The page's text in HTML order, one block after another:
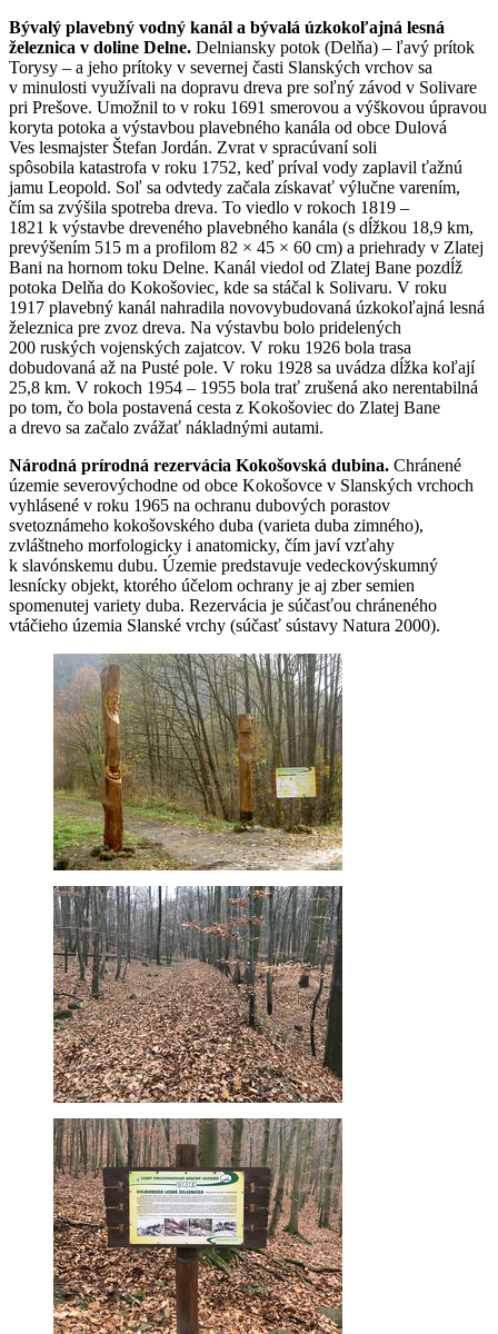
Bývalý plavebný vodný kanál a bývalá úzkokoľajná lesná
železnica v doline Delne. Delniansky potok (Delňa) – ľavý prítok
Torysy – a jeho prítoky v severnej časti Slanských vrchov sa
v minulosti využívali na dopravu dreva pre soľný závod v Solivare
pri Prešove. Umožnil to v roku 1691 smerovou a výškovou úpravou
koryta potoka a výstavbou plavebného kanála od obce Dulová
Ves lesmajster Štefan Jordán. Zvrat v spracúvaní soli
spôsobila katastrofa v roku 1752, keď príval vody zaplavil ťažnú
jamu Leopold. Soľ sa odvtedy začala získavať výlučne varením,
čím sa zvýšila spotreba dreva. To viedlo v rokoch 1819 –
1821 k výstavbe dreveného plavebného kanála (s dĺžkou 18,9 km,
prevýšením 515 m a profilom 82 × 45 × 60 cm) a priehrady v Zlatej
Bani na hornom toku Delne. Kanál viedol od Zlatej Bane pozdĺž
potoka Delňa do Kokošoviec, kde sa stáčal k Solivaru. V roku
1917 plavebný kanál nahradila novovybudovaná úzkokoľajná lesná
železnica pre zvoz dreva. Na výstavbu bolo pridelených
200 ruských vojenských zajatcov. V roku 1926 bola trasa
dobudovaná až na Pusté pole. V roku 1928 sa uvádza dĺžka koľají
25,8 km. V rokoch 1954 – 1955 bola trať zrušená ako nerentabilná
po tom, čo bola postavená cesta z Kokošoviec do Zlatej Bane
a drevo sa začalo zvážať nákladnými autami.
Národná prírodná rezervácia Kokošovská dubina. Chránené
územie severovýchodne od obce Kokošovce v Slanských vrchoch
vyhlásené v roku 1965 na ochranu dubových porastov
svetoznámeho kokošovského duba (varieta duba zimného),
zvláštneho morfologicky i anatomicky, čím javí vzťahy
k slavónskemu dubu. Územie predstavuje vedeckovýskumný
lesnícky objekt, ktorého účelom ochrany je aj zber semien
spomenutej variety duba. Rezervácia je súčasťou chráneného
vtáčieho územia Slanské vrchy (súčasť sústavy Natura 2000).